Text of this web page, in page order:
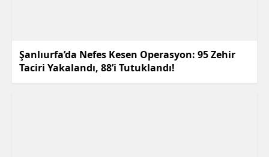
Şanlıurfa’da Nefes Kesen Operasyon: 95 Zehir
Taciri Yakalandı, 88’i Tutuklandı!